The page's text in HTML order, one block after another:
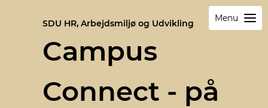
SDU HR, Arbejdsmiljø og Udvikling
Campus
Connect - på
Menu